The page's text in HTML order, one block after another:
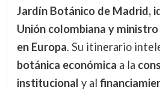
Jardín Botánico de Madrid,
Unión colombiana y
en Europa. Su itinerario
botánica económica a la
institucional y al